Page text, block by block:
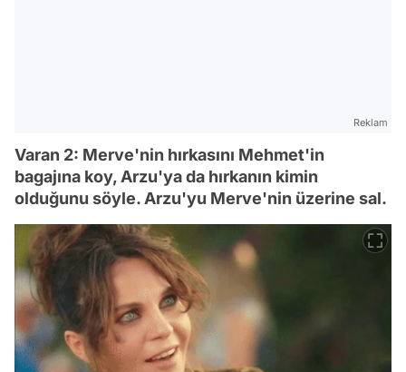
Reklam
Varan 2: Merve'nin hırkasını Mehmet'in
bagajına koy, Arzu'ya da hırkanın kimin
olduğunu söyle. Arzu'yu Merve'nin üzerine sal.